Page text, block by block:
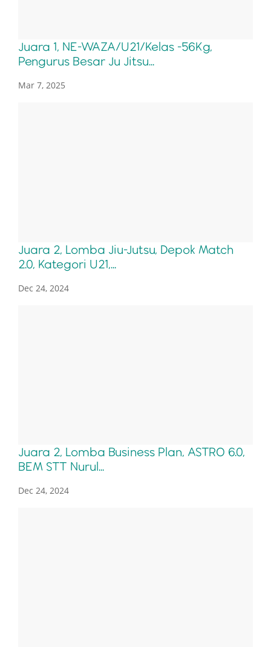
Juara 1, NE-WAZA/U21/Kelas -56Kg,
Pengurus Besar Ju Jitsu...
Mar 7, 2025
Juara 2, Lomba Jiu-Jutsu, Depok Match
2.0, Kategori U21,...
Dec 24, 2024
Juara 2, Lomba Business Plan, ASTRO 6.0,
BEM STT Nurul...
Dec 24, 2024